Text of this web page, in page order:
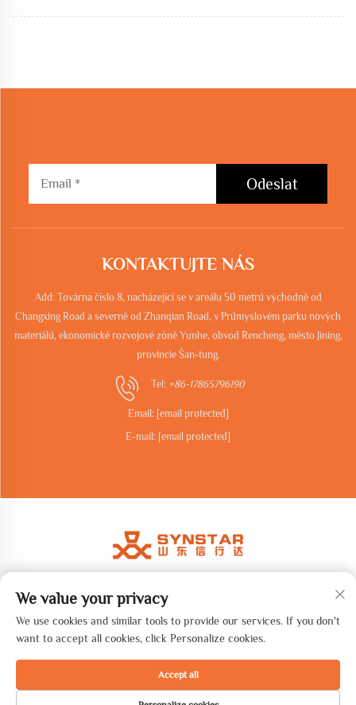
Odeslat
KONTAKTUJTE NÁS
Add: Továrna číslo 8, nacházející se v areálu 50 metrů východně od
Changxing Road a severně od Zhanqian Road, v Průmyslovém parku nových
materiálů, ekonomické rozvojové zóně Yunhe, obvod Rencheng, město Jining,
provincie Šan-tung.
Tel: +86-17865796190
Email: [email protected]
E-mail: [email protected]
Copyright © 2026 Shandong synstar Intelligent Technology Co., Ltd.
We value your privacy
We use cookies and similar tools to provide our services. If you don't
want to accept all cookies, click Personalize cookies.
Accept all